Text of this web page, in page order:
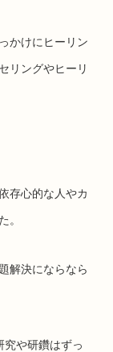
かけにヒーリン
リングやヒーリ
存心的な人やカ
。
解決にならなら
究や研鑽はずっ